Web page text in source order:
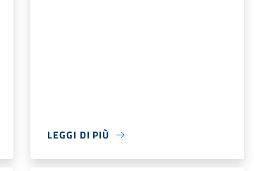
LEGGI DI PIÙ